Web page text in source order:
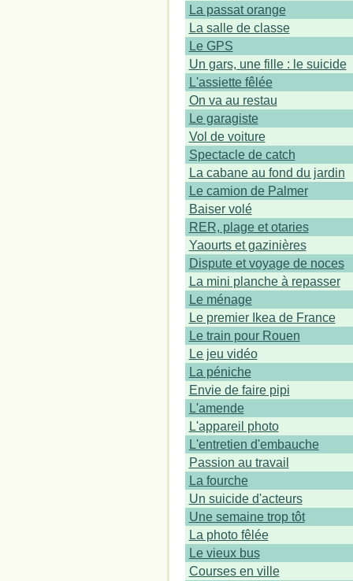
La passat orange
La salle de classe
Le GPS
Un gars, une fille : le suicide
L'assiette fêlée
On va au restau
Le garagiste
Vol de voiture
Spectacle de catch
La cabane au fond du jardin
Le camion de Palmer
Baiser volé
RER, plage et otaries
Yaourts et gazinières
Dispute et voyage de noces
La mini planche à repasser
Le ménage
Le premier Ikea de France
Le train pour Rouen
Le jeu vidéo
La péniche
Envie de faire pipi
L'amende
L'appareil photo
L'entretien d'embauche
Passion au travail
La fourche
Un suicide d'acteurs
Une semaine trop tôt
La photo fêlée
Le vieux bus
Courses en ville